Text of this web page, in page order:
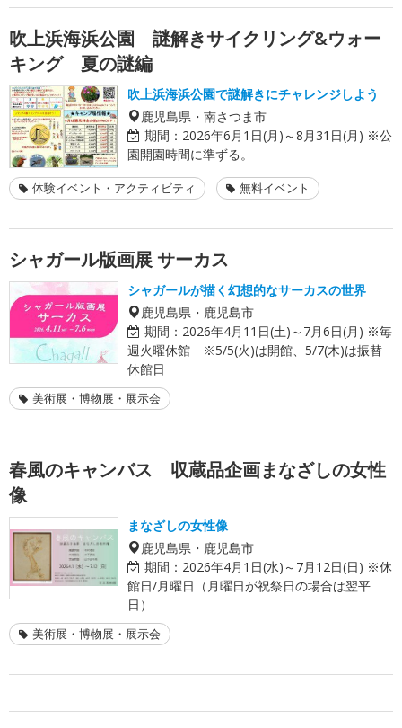
吹上浜海浜公園 謎解きサイクリング&ウォー
キング 夏の謎編
吹上浜海浜公園で謎解きにチャレンジしよう
鹿児島県・南さつま市
期間： 2026年6月1日(月)～8月31日(月) ※公
園開園時間に準ずる。
体験イベント・アクティビティ 無料イベント
シャガール版画展 サーカス
シャガールが描く幻想的なサーカスの世界
鹿児島県・鹿児島市
期間： 2026年4月11日(土)～7月6日(月) ※毎
週火曜休館 ※5/5(火)は開館、5/7(木)は振替
休館日
美術展・博物展・展示会
春風のキャンバス 収蔵品企画まなざしの女性
像
まなざしの女性像
鹿児島県・鹿児島市
期間： 2026年4月1日(水)～7月12日(日) ※休
館日/月曜日（月曜日が祝祭日の場合は翌平
日）
美術展・博物展・展示会